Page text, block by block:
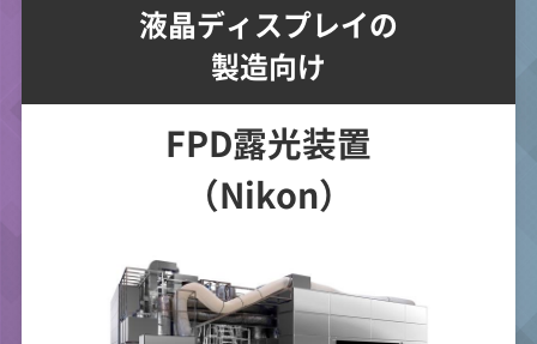
液晶ディスプレイの
製造向け
FPD露光装置
（Nikon）